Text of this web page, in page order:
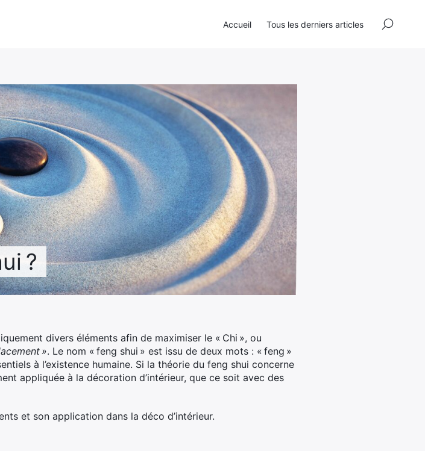
?
divers éléments afin de maximiser le « Chi », ou
». Le nom « feng shui » est issu de deux mots : « feng »
à l’existence humaine. Si la théorie du feng shui concerne
appliquée à la décoration d’intérieur, que ce soit avec des
et son application dans la déco d’intérieur.
Accueil Tous les derniers articles
×